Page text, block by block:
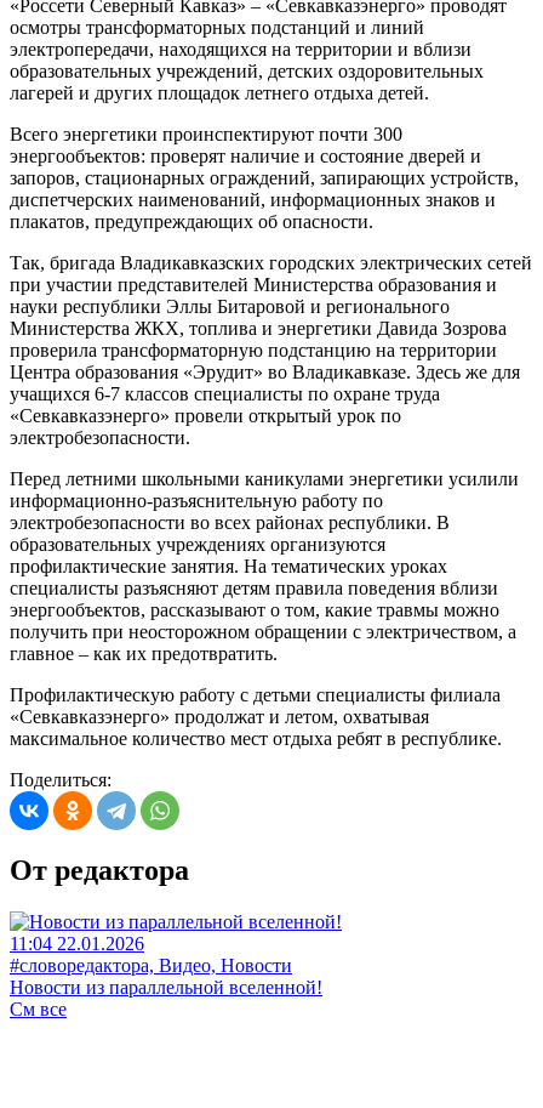
«Россети Северный Кавказ» – «Севкавказэнерго» проводят
осмотры трансформаторных подстанций и линий
электропередачи, находящихся на территории и вблизи
образовательных учреждений, детских оздоровительных
лагерей и других площадок летнего отдыха детей.
Всего энергетики проинспектируют почти 300
энергообъектов: проверят наличие и состояние дверей и
запоров, стационарных ограждений, запирающих устройств,
диспетчерских наименований, информационных знаков и
плакатов, предупреждающих об опасности.
Так, бригада Владикавказских городских электрических сетей
при участии представителей Министерства образования и
науки республики Эллы Битаровой и регионального
Министерства ЖКХ, топлива и энергетики Давида Зозрова
проверила трансформаторную подстанцию на территории
Центра образования «Эрудит» во Владикавказе. Здесь же для
учащихся 6-7 классов специалисты по охране труда
«Севкавказэнерго» провели открытый урок по
электробезопасности.
Перед летними школьными каникулами энергетики усилили
информационно-разъяснительную работу по
электробезопасности во всех районах республики. В
образовательных учреждениях организуются
профилактические занятия. На тематических уроках
специалисты разъясняют детям правила поведения вблизи
энергообъектов, рассказывают о том, какие травмы можно
получить при неосторожном обращении с электричеством, а
главное – как их предотвратить.
Профилактическую работу с детьми специалисты филиала
«Севкавказэнерго» продолжат и летом, охватывая
максимальное количество мест отдыха ребят в республике.
Поделиться:
От редактора
11:04 22.01.2026
#словоредактора, Видео, Новости
Новости из параллельной вселенной!
См все